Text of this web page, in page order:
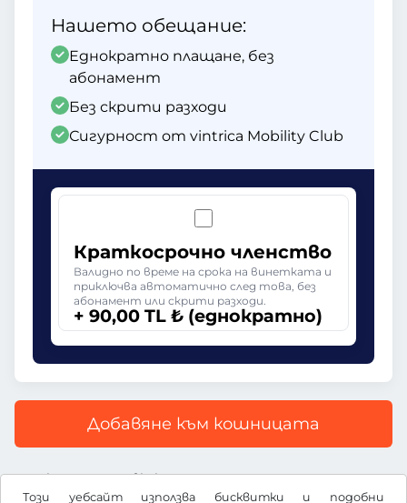
Този уебсайт използва бисквитки и подобни
Нашето обещание:
Еднократно плащане, без
абонамент
Без скрити разходи
Сигурност от vintrica Mobility Club
Краткосрочно членство
Валидно по време на срока на винетката и
приключва автоматично след това, без
абонамент или скрити разходи.
+ 90,00 TL ₺ (еднократно)
Добавяне към кошницата
Всички цени са с включен ДДС